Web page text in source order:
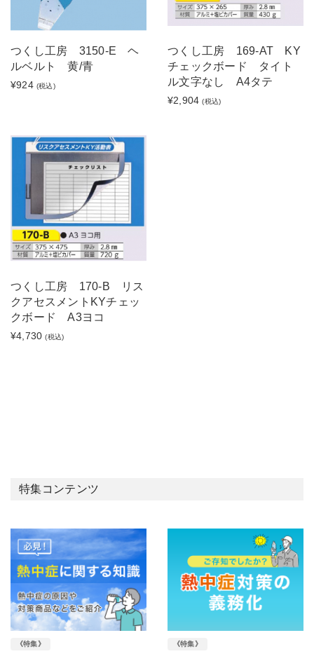
つくし工房 3150-E ヘ
ルベルト 黄/青
¥924 (税込)
つくし工房 169-AT KY
チェックボード タイト
ル文字なし A4タテ
¥2,904 (税込)
つくし工房 170-B リス
クアセスメントKYチェッ
クボード A3ヨコ
¥4,730 (税込)
特集コンテンツ
《特集》 《特集》